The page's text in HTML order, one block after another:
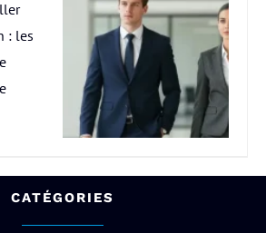
: les
CATÉGORIES